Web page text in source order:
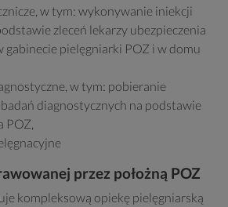
w tym: wykonywanie iniekcji
zleceń lekarzy ubezpieczenia
gabinecie pielęgniarki POZ i w domu
w tym: pobieranie
diagnostycznych na podstawie
POZ,
przez położną POZ
kompleksową opiekę pielęgniarską